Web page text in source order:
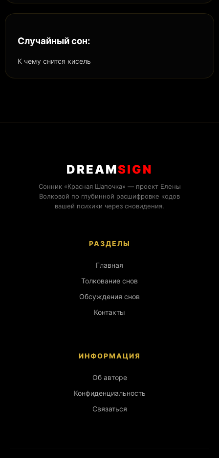
Случайный сон:
К чему снится кисель
DREAMSIGN
Сонник «Красная Шапочка» — проект Елены
Волковой по глубинной расшифровке кодов
вашей психики через сновидения.
РАЗДЕЛЫ
Главная
Толкование снов
Обсуждения снов
Контакты
ИНФОРМАЦИЯ
Об авторе
Конфиденциальность
Связаться